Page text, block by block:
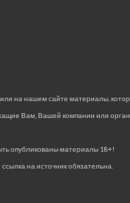
на нашем сайте материалы,
Вам, Вашей компании или
опубликованы материалы 18+!
на источник обязательна.